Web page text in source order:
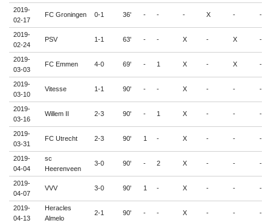
2019-
02-17
FC Groningen 0-1 36' - - - X - -
2019-
02-24
PSV 1-1 63' - - X - X -
2019-
03-03
FC Emmen 4-0 69' - 1 X - X -
2019-
03-10
Vitesse 1-1 90' - - X - - -
2019-
03-16
Willem II 2-3 90' - 1 X - - -
2019-
03-31
FC Utrecht 2-3 90' 1 - X - - -
2019-
04-04
sc
Heerenveen
3-0 90' - 2 X - - -
2019-
04-07
VVV 3-0 90' 1 - X - - -
2019-
04-13
Heracles
Almelo
2-1 90' - - X - - -